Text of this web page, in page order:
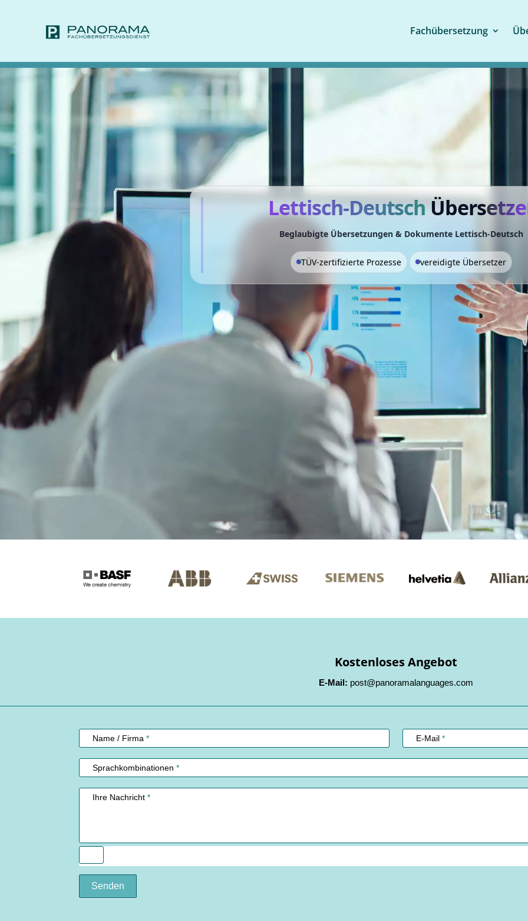
Fachübersetzung
Lettisch-DeutschÜbers
Beglaubigte Übersetzungen & Dokumente Lettisch-Deutsch
TÜV-zertifizierte Prozesse vereidigte Übersetzer
Kostenloses Angebot
E-Mail: post@panoramalanguages.com
Name / Firma* E-Mail *
Sprachkombinationen*
Ihre Nachricht*
Senden